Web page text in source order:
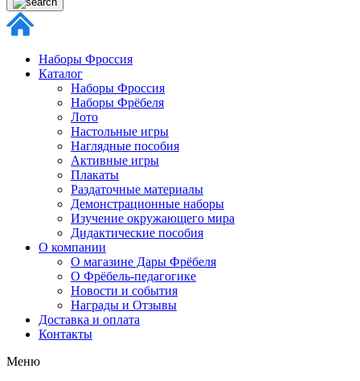
Наборы Фроссия
Каталог
Наборы Фроссия
Наборы Фрёбеля
Лото
Настольные игры
Наглядные пособия
Активные игры
Плакаты
Раздаточные материалы
Демонстрационные наборы
Изучение окружающего мира
Дидактические пособия
О компании
О магазине Дары Фрёбеля
О Фрёбель-педагогике
Новости и события
Награды и Отзывы
Доставка и оплата
Контакты
Меню